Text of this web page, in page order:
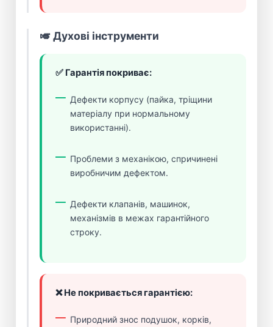
🎺 Духові інструменти
✅ Гарантія покриває:
Дефекти корпусу (пайка, тріщини
матеріалу при нормальному
використанні).
Проблеми з механікою, спричинені
виробничим дефектом.
Дефекти клапанів, машинок,
механізмів в межах гарантійного
строку.
❌ Не покривається гарантією:
Природний знос подушок, корків,